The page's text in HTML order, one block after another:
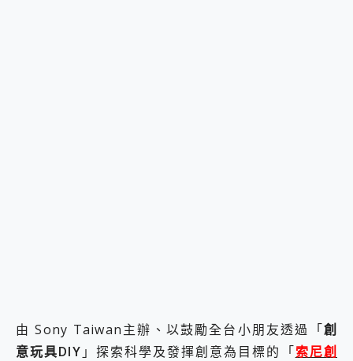
全新 SONY Xperia 1 VI 開箱! 相機實測! 長焦覆蓋更遠更清晰、2日長續航、頂尖影音娛樂效能~
Xiaomi 14 Ultra 開箱 評測~ 有深度的 Leica 影像旗艦手機! 加碼小旗艦 Xiaomi 14 開箱 評測
由 Sony Taiwan主辦、以鼓勵全台小朋友透過「創
意玩具DIY 」探索科學及發揮創意為目標的「索尼創